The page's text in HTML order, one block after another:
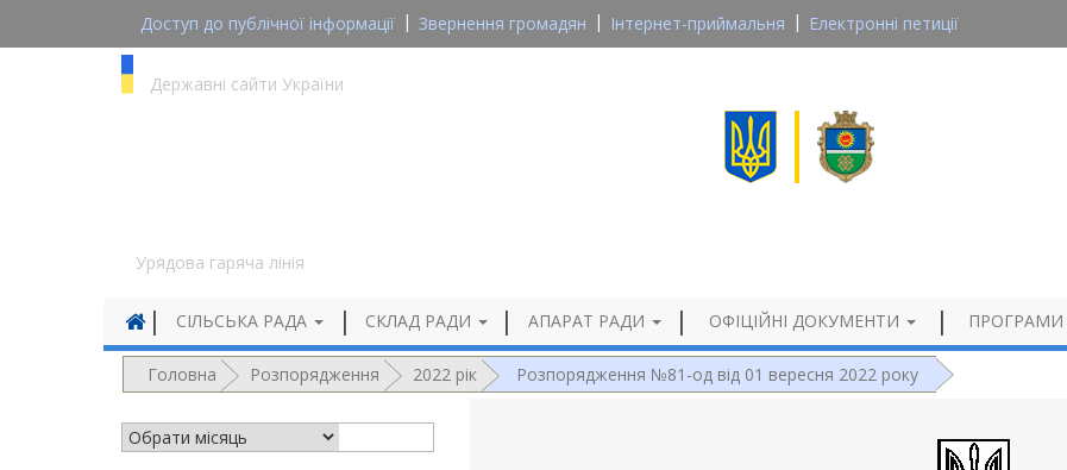
Доступ до публічної інформації Звернення громадян Інтернет-приймальня
Електронні петиції
Державні сайти України
Урядова гаряча лінія
СІЛЬСЬКА РАДА СКЛАД РАДИ АПАРАТ РАДИ ОФІЦІЙНІ ДОКУМЕНТИ
Головна Розпорядження 2022 рік Розпорядження №81-од від 01 вересня 2022 року
АРХІВ НОВИН